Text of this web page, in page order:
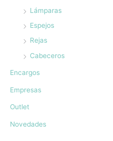
Lámparas
Espejos
Rejas
Cabeceros
Encargos
Empresas
Outlet
Novedades